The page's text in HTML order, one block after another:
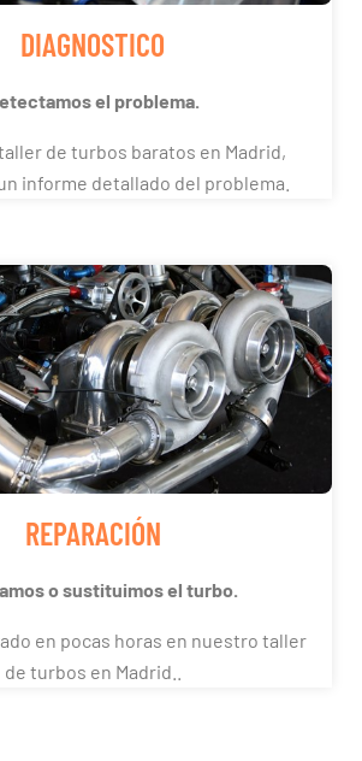
DIAGNOSTICO
el problema.
de turbos baratos en Madrid,
informe detallado del problema.
REPARACIÓN
o sustituimos el turbo.
en pocas horas en nuestro taller
de turbos en Madrid..